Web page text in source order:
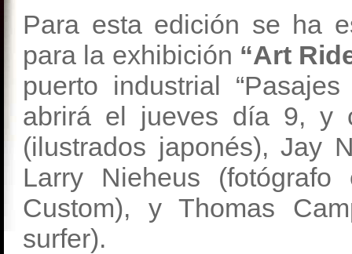
Para esta edición se ha
para la exhibición “Art
puerto industrial
abrirá el jueves día 9, y
(ilustrados japonés), Jay
Larry Nieheus
Custom), y Thomas
surfer).